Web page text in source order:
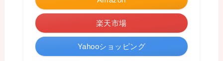
楽天市場
Yahooショッピング